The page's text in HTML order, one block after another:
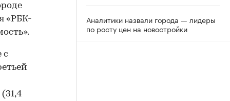
«РБК-
с
Аналитики назвали города — лидеры
по росту цен на новостройки